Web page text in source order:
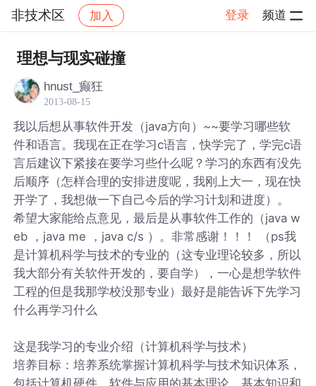
非技术区 加入 登录 频道
社区 非技术区
理想与现实碰撞
hnust_癫狂
2013-08-15
我以后想从事软件开发（java方向）~~要学习哪些软
件和语言。我现在正在学习c语言，快学完了，学完c语
言后建议下紧接在要学习些什么呢？学习的东西有没先
后顺序（怎样合理的安排进度呢，我刚上大一，现在快
开学了，我想做一下自己今后的学习计划和进度）。
希望大家能给点意见，最后是从事软件工作的（java w
eb ，java me ，java c/s ）。非常感谢！！！ （ps我
是计算机科学与技术的专业的（这专业理论较多，所以
我大部分有关软件开发的，要自学），一心是想学软件
工程的但是我那学校没那专业）最好是能告诉下先学习
什么再学习什么
这是我学习的专业介绍（计算机科学与技术）
培养目标：培养系统掌握计算机科学与技术知识体系，
包括计算机硬件、软件与应用的基本理论、基本知识和